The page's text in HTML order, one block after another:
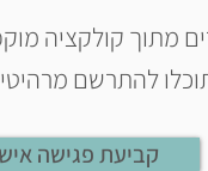
מתוך קולקציה
להתרשם
קביעת פגישה